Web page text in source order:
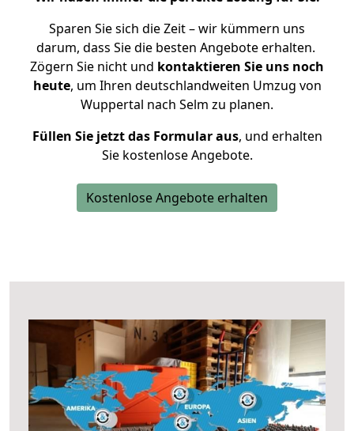
Sparen Sie sich die Zeit – wir kümmern uns
darum, dass Sie die besten Angebote erhalten.
Zögern Sie nicht und kontaktieren Sie uns noch
heute, um Ihren deutschlandweiten Umzug von
Wuppertal nach Selm zu planen.
Füllen Sie jetzt das Formular aus, und erhalten
Sie kostenlose Angebote.
Kostenlose Angebote erhalten